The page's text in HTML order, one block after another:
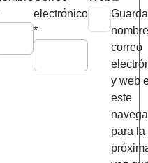
electrónico
*
correo
y web
este
para la